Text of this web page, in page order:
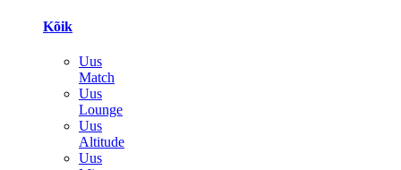
Kõik
Uus
Match
Uus
Lounge
Uus
Altitude
Uus